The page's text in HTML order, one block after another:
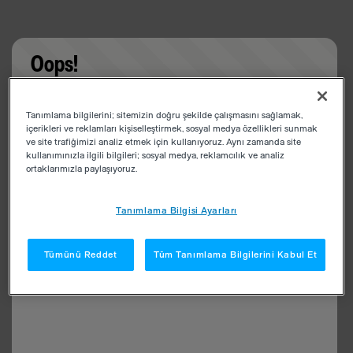
Oops!
app
Tanımlama bilgilerini; sitemizin doğru şekilde çalışmasını sağlamak,
içerikleri ve reklamları kişiselleştirmek, sosyal medya özellikleri sunmak
ve site trafiğimizi analiz etmek için kullanıyoruz. Aynı zamanda site
kullanımınızla ilgili bilgileri; sosyal medya, reklamcılık ve analiz
ortaklarımızla paylaşıyoruz.
Tanımlama Bilgisi Ayarları
Tümünü Reddet Tüm Tanımlama Bilgilerini Kabul Et